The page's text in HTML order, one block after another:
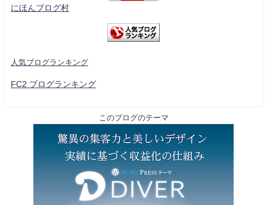
にほんブログ村
人気ブログランキング
FC2 ブログランキング
このブログのテーマ